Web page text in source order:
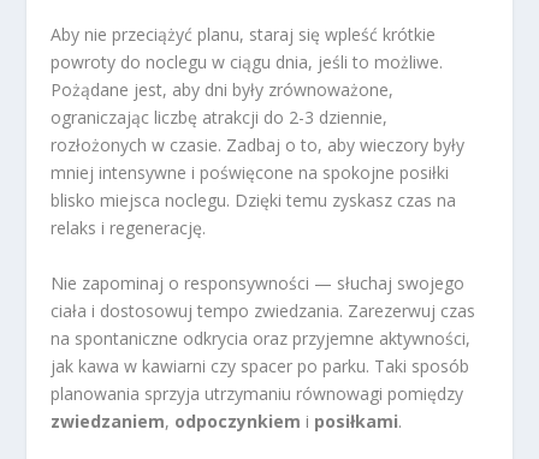
Aby nie przeciążyć planu, staraj się wpleść krótkie
powroty do noclegu w ciągu dnia, jeśli to możliwe.
Pożądane jest, aby dni były zrównoważone,
ograniczając liczbę atrakcji do 2-3 dziennie,
rozłożonych w czasie. Zadbaj o to, aby wieczory były
mniej intensywne i poświęcone na spokojne posiłki
blisko miejsca noclegu. Dzięki temu zyskasz czas na
relaks i regenerację.
Nie zapominaj o responsywności — słuchaj swojego
ciała i dostosowuj tempo zwiedzania. Zarezerwuj czas
na spontaniczne odkrycia oraz przyjemne aktywności,
jak kawa w kawiarni czy spacer po parku. Taki sposób
planowania sprzyja utrzymaniu równowagi pomiędzy
zwiedzaniem, odpoczynkiem i posiłkami.